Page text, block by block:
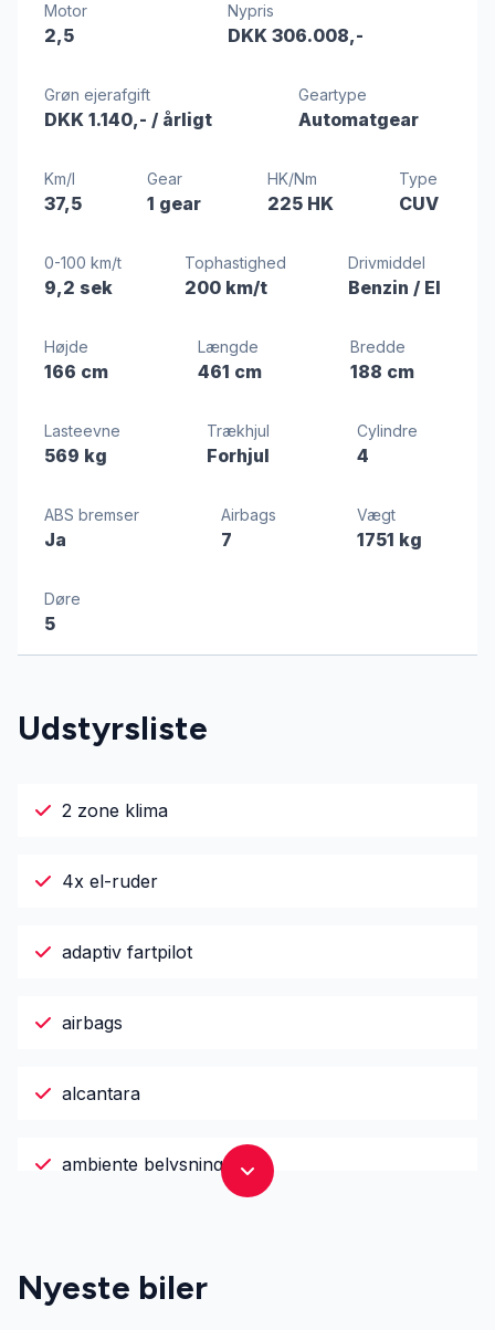
Motor
2,5
Nypris
DKK 306.008,-
Grøn ejerafgift
DKK 1.140,- / årligt
Geartype
Automatgear
Km/l
37,5
Gear
1 gear
HK/Nm
225 HK
Type
CUV
0-100 km/t
9,2 sek
Tophastighed
200 km/t
Drivmiddel
Benzin / El
Højde
166 cm
Længde
461 cm
Bredde
188 cm
Lasteevne
569 kg
Trækhjul
Forhjul
Cylindre
4
ABS bremser
Ja
Airbags
7
Vægt
1751 kg
Døre
5
Udstyrsliste
2 zone klima
4x el-ruder
adaptiv fartpilot
airbags
alcantara
ambiente belysning
Apple CarPlay
Nyeste biler